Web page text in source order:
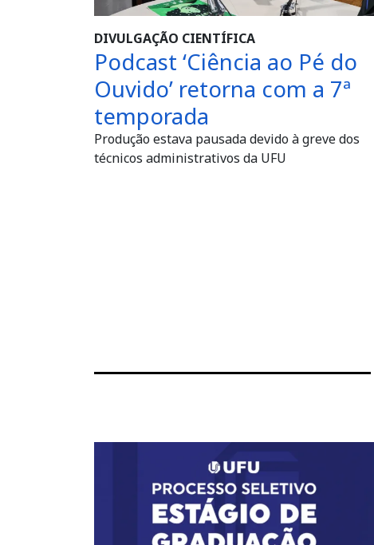
DIVULGAÇÃO CIENTÍFICA
Podcast ‘Ciência ao Pé do
Ouvido’ retorna com a 7ª
temporada
Produção estava pausada devido à greve dos
técnicos administrativos da UFU